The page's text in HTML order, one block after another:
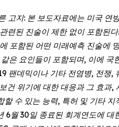
지: 본 보도자료에는 미국 연
된 진술이 제한 없이 포함된다
포함된 어떤 미래예측 진술에
은 요인들이 포함되며, 이에 국
데믹이나 기타 전염병, 전쟁,
건 위기에 대한 대응과 그 효과,
할 수 있는 능력, 특허 및 기타 지
6월 30일 종료된 회계연도에 대